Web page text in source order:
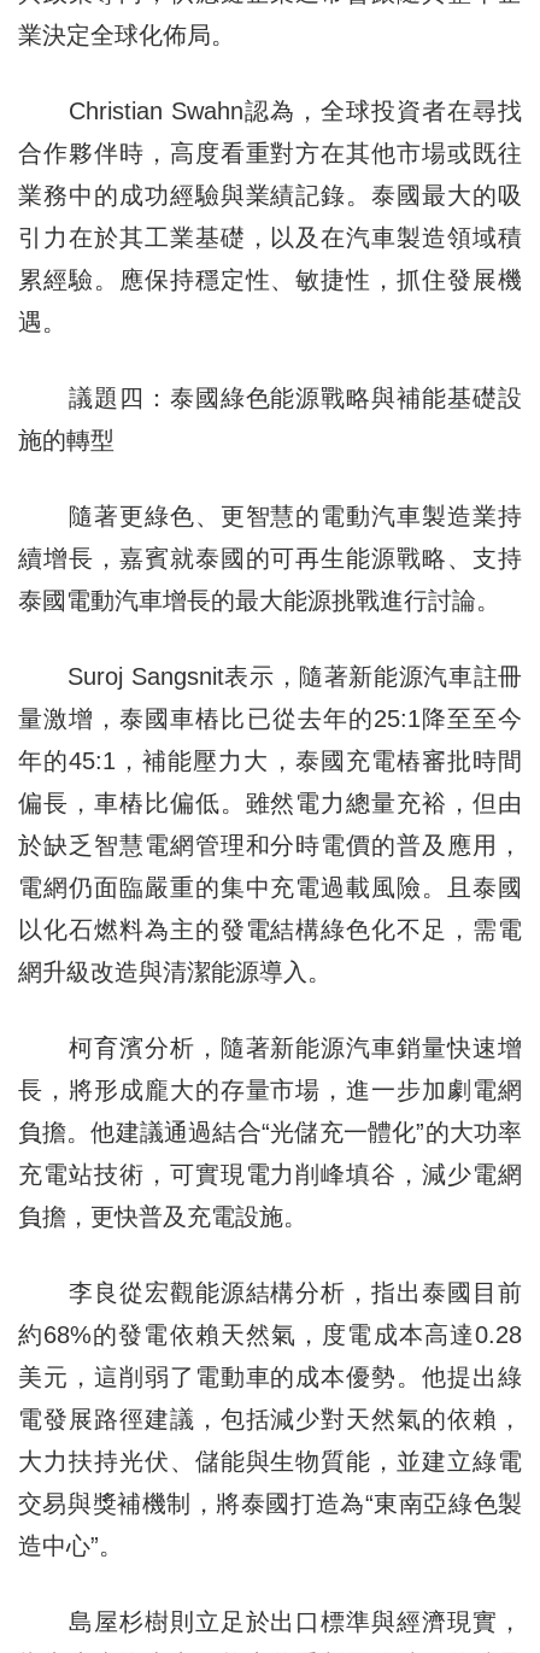
業決定全球化佈局。
Christian Swahn認為，全球投資者在尋找
合作夥伴時，高度看重對方在其他市場或既往
業務中的成功經驗與業績記錄。泰國最大的吸
引力在於其工業基礎，以及在汽車製造領域積
累經驗。應保持穩定性、敏捷性，抓住發展機
遇。
議題四：泰國綠色能源戰略與補能基礎設
施的轉型
隨著更綠色、更智慧的電動汽車製造業持
續增長，嘉賓就泰國的可再生能源戰略、支持
泰國電動汽車增長的最大能源挑戰進行討論。
Suroj Sangsnit表示，隨著新能源汽車註冊
量激增，泰國車樁比已從去年的25:1降至至今
年的45:1，補能壓力大，泰國充電樁審批時間
偏長，車樁比偏低。雖然電力總量充裕，但由
於缺乏智慧電網管理和分時電價的普及應用，
電網仍面臨嚴重的集中充電過載風險。且泰國
以化石燃料為主的發電結構綠色化不足，需電
網升級改造與清潔能源導入。
柯育濱分析，隨著新能源汽車銷量快速增
長，將形成龐大的存量市場，進一步加劇電網
負擔。他建議通過結合“光儲充一體化”的大功率
充電站技術，可實現電力削峰填谷，減少電網
負擔，更快普及充電設施。
李良從宏觀能源結構分析，指出泰國目前
約68%的發電依賴天然氣，度電成本高達0.28
美元，這削弱了電動車的成本優勢。他提出綠
電發展路徑建議，包括減少對天然氣的依賴，
大力扶持光伏、儲能與生物質能，並建立綠電
交易與獎補機制，將泰國打造為“東南亞綠色製
造中心”。
島屋杉樹則立足於出口標準與經濟現實，